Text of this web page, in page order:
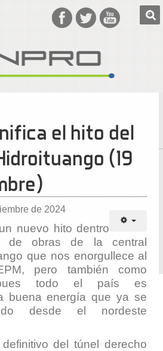
el hito del
(19
de 2024
nuevo hito dentro
de obras de la central
que nos enorgullece al
pero también como
pues todo el país es
buena energía que ya se
desde el nordeste
del túnel derecho